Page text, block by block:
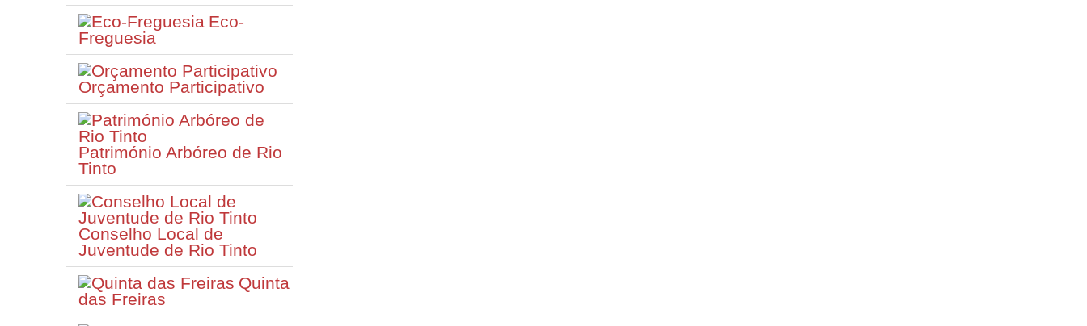
Eco-
Freguesia
Orçamento Participativo
Património Arbóreo de Rio
Tinto
Conselho Local de
Juventude de Rio Tinto
Quinta
das Freiras